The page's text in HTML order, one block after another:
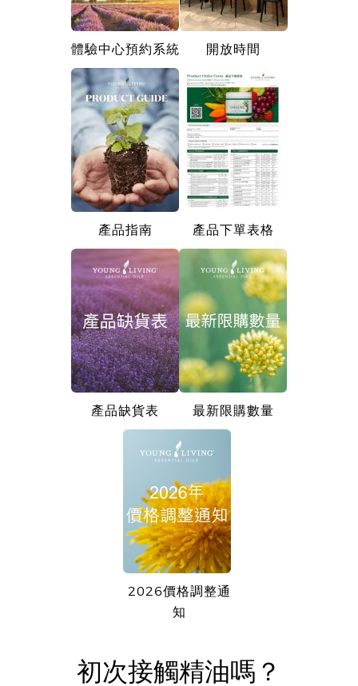
體驗中心預約系統 開放時間
產品指南 產品下單表格
產品缺貨表 最新限購數量
2026價格調整通
知
初次接觸精油嗎？